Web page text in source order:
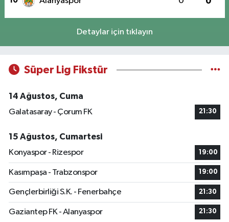
Detaylar için tıklayın
Süper Lig Fikstür
14 Ağustos, Cuma
Galatasaray - Çorum FK
21:30
15 Ağustos, Cumartesi
Konyaspor - Rizespor
19:00
Kasımpaşa - Trabzonspor 19:00
Gençlerbirliği S.K. - Fenerbahçe 21:30
Gaziantep FK - Alanyaspor 21:30